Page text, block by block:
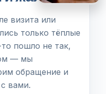
визита или
только тёплые
то пошло не так,
— мы
обращение и
вами.